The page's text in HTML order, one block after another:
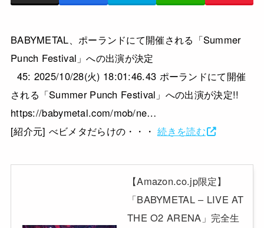
BABYMETAL、ポーランドにて開催される「Summer
Punch Festival」への出演が決定
45: 2025/10/28(火) 18:01:46.43 ポーランドにて開催
される「Summer Punch Festival」への出演が決定!!
https://babymetal.com/mob/ne…
[紹介元] べビメタだらけの・・・続きを読む
【Amazon.co.jp限定】
「BABYMETAL – LIVE AT
THE O2 ARENA」完全生